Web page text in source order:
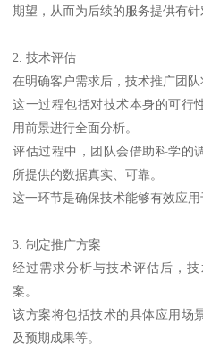
期望，从而为后续的服务提供有针
2. 技术评估
在明确客户需求后，技术推广团队
这一过程包括对技术本身的可行
用前景进行全面分析。
评估过程中，团队会借助科学的
所提供的数据真实、可靠。
这一环节是确保技术能够有效应用
3. 制定推广方案
经过需求分析与技术评估后，
案。
该方案将包括技术的具体应用场
及预期成果等。